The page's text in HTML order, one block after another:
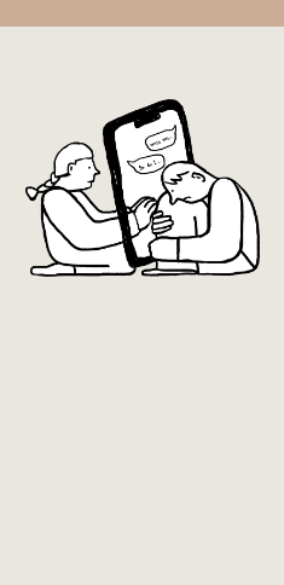
vida. Ela me
encontrou num
estado misto de
depressão e
agitação com
pensamentos